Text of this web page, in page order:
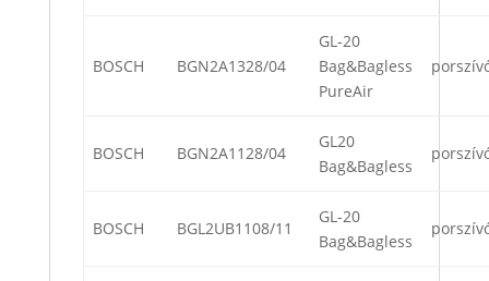
BOSCH BGN2A1328/04
GL-20
Bag&Bagless
PureAir
BOSCH BGN2A1128/04
GL20
Bag&Bagless
BOSCH BGL2UB1108/11
GL-20
Bag&Bagless